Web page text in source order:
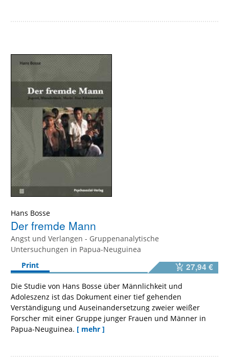
Hans Bosse
Der fremde Mann
Angst und Verlangen - Gruppenanalytische
Untersuchungen in Papua-Neuguinea
Print
27,94 €
Die Studie von Hans Bosse über Männlichkeit und
Adoleszenz ist das Dokument einer tief gehenden
Verständigung und Auseinandersetzung zweier weißer
Forscher mit einer Gruppe junger Frauen und Männer in
Papua-Neuguinea. [ mehr ]